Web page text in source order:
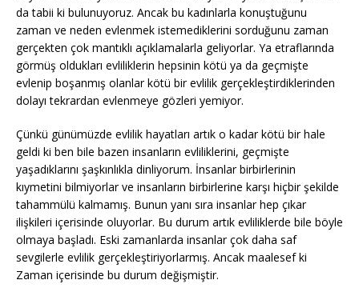
da tabii ki bulunuyoruz. Ancak bu kadınlarla konuştuğunu
zaman ve neden evlenmek istemediklerini sorduğunu zaman
gerçekten çok mantıklı açıklamalarla geliyorlar. Ya etraflarında
görmüş oldukları evliliklerin hepsinin kötü ya da geçmişte
evlenip boşanmış olanlar kötü bir evlilik gerçekleştirdiklerinden
dolayı tekrardan evlenmeye gözleri yemiyor.
Çünkü günümüzde evlilik hayatları artık o kadar kötü bir hale
geldi ki ben bile bazen insanların evliliklerini, geçmişte
yaşadıklarını şaşkınlıkla dinliyorum. İnsanlar birbirlerinin
kıymetini bilmiyorlar ve insanların birbirlerine karşı hiçbir şekilde
tahammülü kalmamış. Bunun yanı sıra insanlar hep çıkar
ilişkileri içerisinde oluyorlar. Bu durum artık evliliklerde bile böyle
olmaya başladı. Eski zamanlarda insanlar çok daha saf
sevgilerle evlilik gerçekleştiriyorlarmış. Ancak maalesef ki
Zaman içerisinde bu durum değişmiştir.